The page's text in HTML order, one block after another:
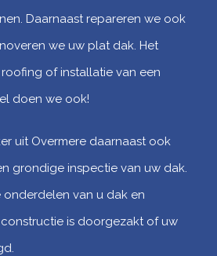
Daarnaast repareren we ook
we uw plat dak. Het
of installatie van een
doen we ook!
uit Overmere daarnaast ook
grondige inspectie van uw dak.
van u dak en
is doorgezakt of uw